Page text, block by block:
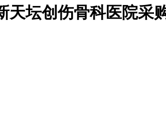
天坛创伤骨科医院采